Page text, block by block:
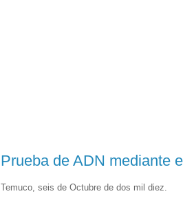
Prueba de ADN mediante
Temuco, seis de Octubre de dos mil diez.